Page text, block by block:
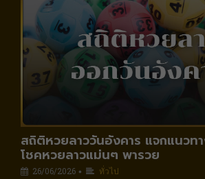
สถิติหวยลาววันอังคาร แจกแนวท
โชคหวยลาวแม่นๆ พารวย
26/06/2026 • ทั่วไป